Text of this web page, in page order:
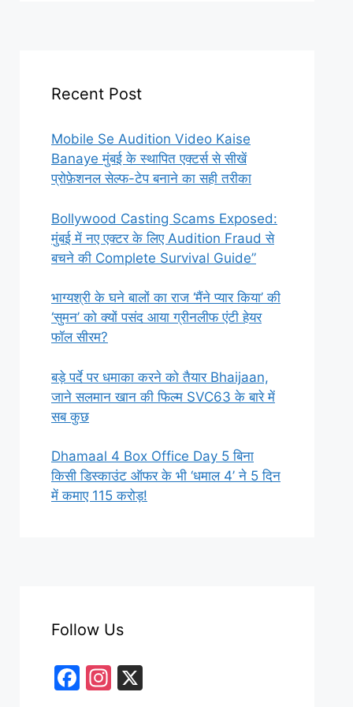
Recent Post
Mobile Se Audition Video Kaise
Banaye मुंबई के स्थापित एक्टर्स से सीखें
प्रोफ़ेशनल सेल्फ-टेप बनाने का सही तरीका
Bollywood Casting Scams Exposed:
मुंबई में नए एक्टर के लिए Audition Fraud से
बचने की Complete Survival Guide”
भाग्यश्री के घने बालों का राज ‘मैंने प्यार किया’ की
‘सुमन’ को क्यों पसंद आया ग्रीनलीफ एंटी हेयर
फॉल सीरम?
बड़े पर्दे पर धमाका करने को तैयार Bhaijaan,
जाने सलमान खान की फिल्म SVC63 के बारे में
सब कुछ
Dhamaal 4 Box Office Day 5 बिना
किसी डिस्काउंट ऑफर के भी ‘धमाल 4’ ने 5 दिन
में कमाए 115 करोड़!
Follow Us
F
In